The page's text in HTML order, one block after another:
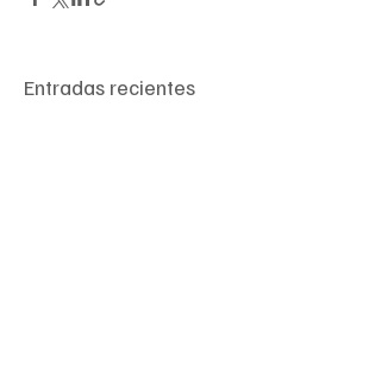
Entradas recientes